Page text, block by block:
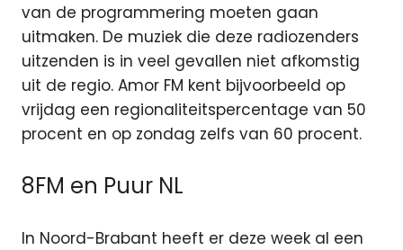
van de programmering moeten gaan
uitmaken. De muziek die deze radiozenders
uitzenden is in veel gevallen niet afkomstig
uit de regio. Amor FM kent bijvoorbeeld op
vrijdag een regionaliteitspercentage van 50
procent en op zondag zelfs van 60 procent.
8FM en Puur NL
In Noord-Brabant heeft er deze week al een